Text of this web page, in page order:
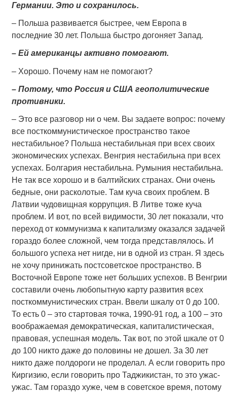
Германии. Это и сохранилось.
– Польша развивается быстрее, чем Европа в
последние 30 лет. Польша быстро догоняет Запад.
– Ей американцы активно помогают.
– Хорошо. Почему нам не помогают?
– Потому, что Россия и США геополитические
противники.
– Это все разговор ни о чем. Вы задаете вопрос: почему
все посткоммунистическое пространство такое
нестабильное? Польша нестабильная при всех своих
экономических успехах. Венгрия нестабильна при всех
успехах. Болгария нестабильна. Румыния нестабильна.
Не так все хорошо и в балтийских странах. Они очень
бедные, они расколотые. Там куча своих проблем. В
Латвии чудовищная коррупция. В Литве тоже куча
проблем. И вот, по всей видимости, 30 лет показали, что
переход от коммунизма к капитализму оказался задачей
гораздо более сложной, чем тогда представлялось. И
большого успеха нет нигде, ни в одной из стран. Я здесь
не хочу принижать постсоветское пространство. В
Восточной Европе тоже нет больших успехов. В Венгрии
составили очень любопытную карту развития всех
посткоммунистических стран. Ввели шкалу от 0 до 100.
То есть 0 – это стартовая точка, 1990-91 год, а 100 – это
воображаемая демократическая, капиталистическая,
правовая, успешная модель. Так вот, по этой шкале от 0
до 100 никто даже до половины не дошел. За 30 лет
никто даже полдороги не проделал. А если говорить про
Киргизию, если говорить про Таджикистан, то это ужас-
ужас. Там гораздо хуже, чем в советское время, потому